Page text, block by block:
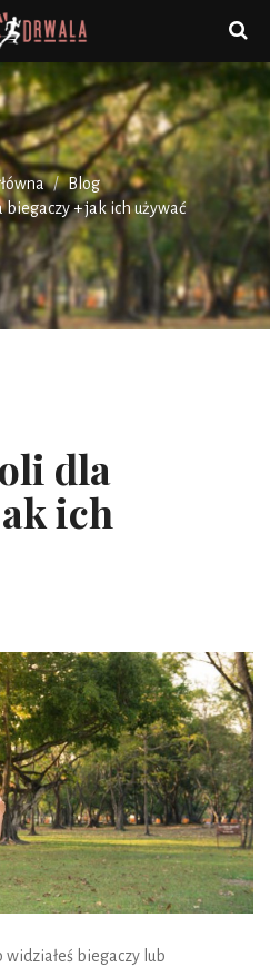
Blog
+ jak ich używać
dla
ich
widziałeś biegaczy lub